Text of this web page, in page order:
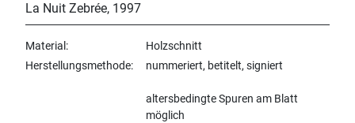
La Nuit Zebrée, 1997
Material
Holzschnitt
Herstellungsmethode
nummeriert, betitelt, signiert
altersbedingte Spuren am Blatt
möglich